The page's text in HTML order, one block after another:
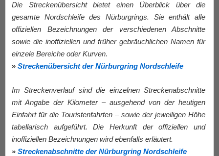
Die Streckenübersicht bietet einen Überblick über die
gesamte Nordschleife des Nürburgrings. Sie enthält alle
offiziellen Bezeichnungen der verschiedenen Abschnitte
sowie die inoffiziellen und früher gebräuchlichen Namen für
einzele Bereiche oder Kurven.
» Streckenübersicht der Nürburgring Nordschleife
Im Streckenverlauf sind die einzelnen Streckenabschnitte
mit Angabe der Kilometer – ausgehend von der heutigen
Einfahrt für die Touristenfahrten – sowie der jeweiligen Höhe
tabellarisch aufgeführt. Die Herkunft der offiziellen und
inoffiziellen Bezeichnungen wird ebenfalls erläutert.
» Streckenabschnitte der Nürburgring Nordschleife